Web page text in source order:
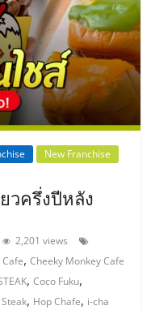
New Franchise
วครึ่งปีหลัง
2,201 views
,Cheeky Monkey Cafe
,Coco Fuku,
, Hop Chafe, i-cha